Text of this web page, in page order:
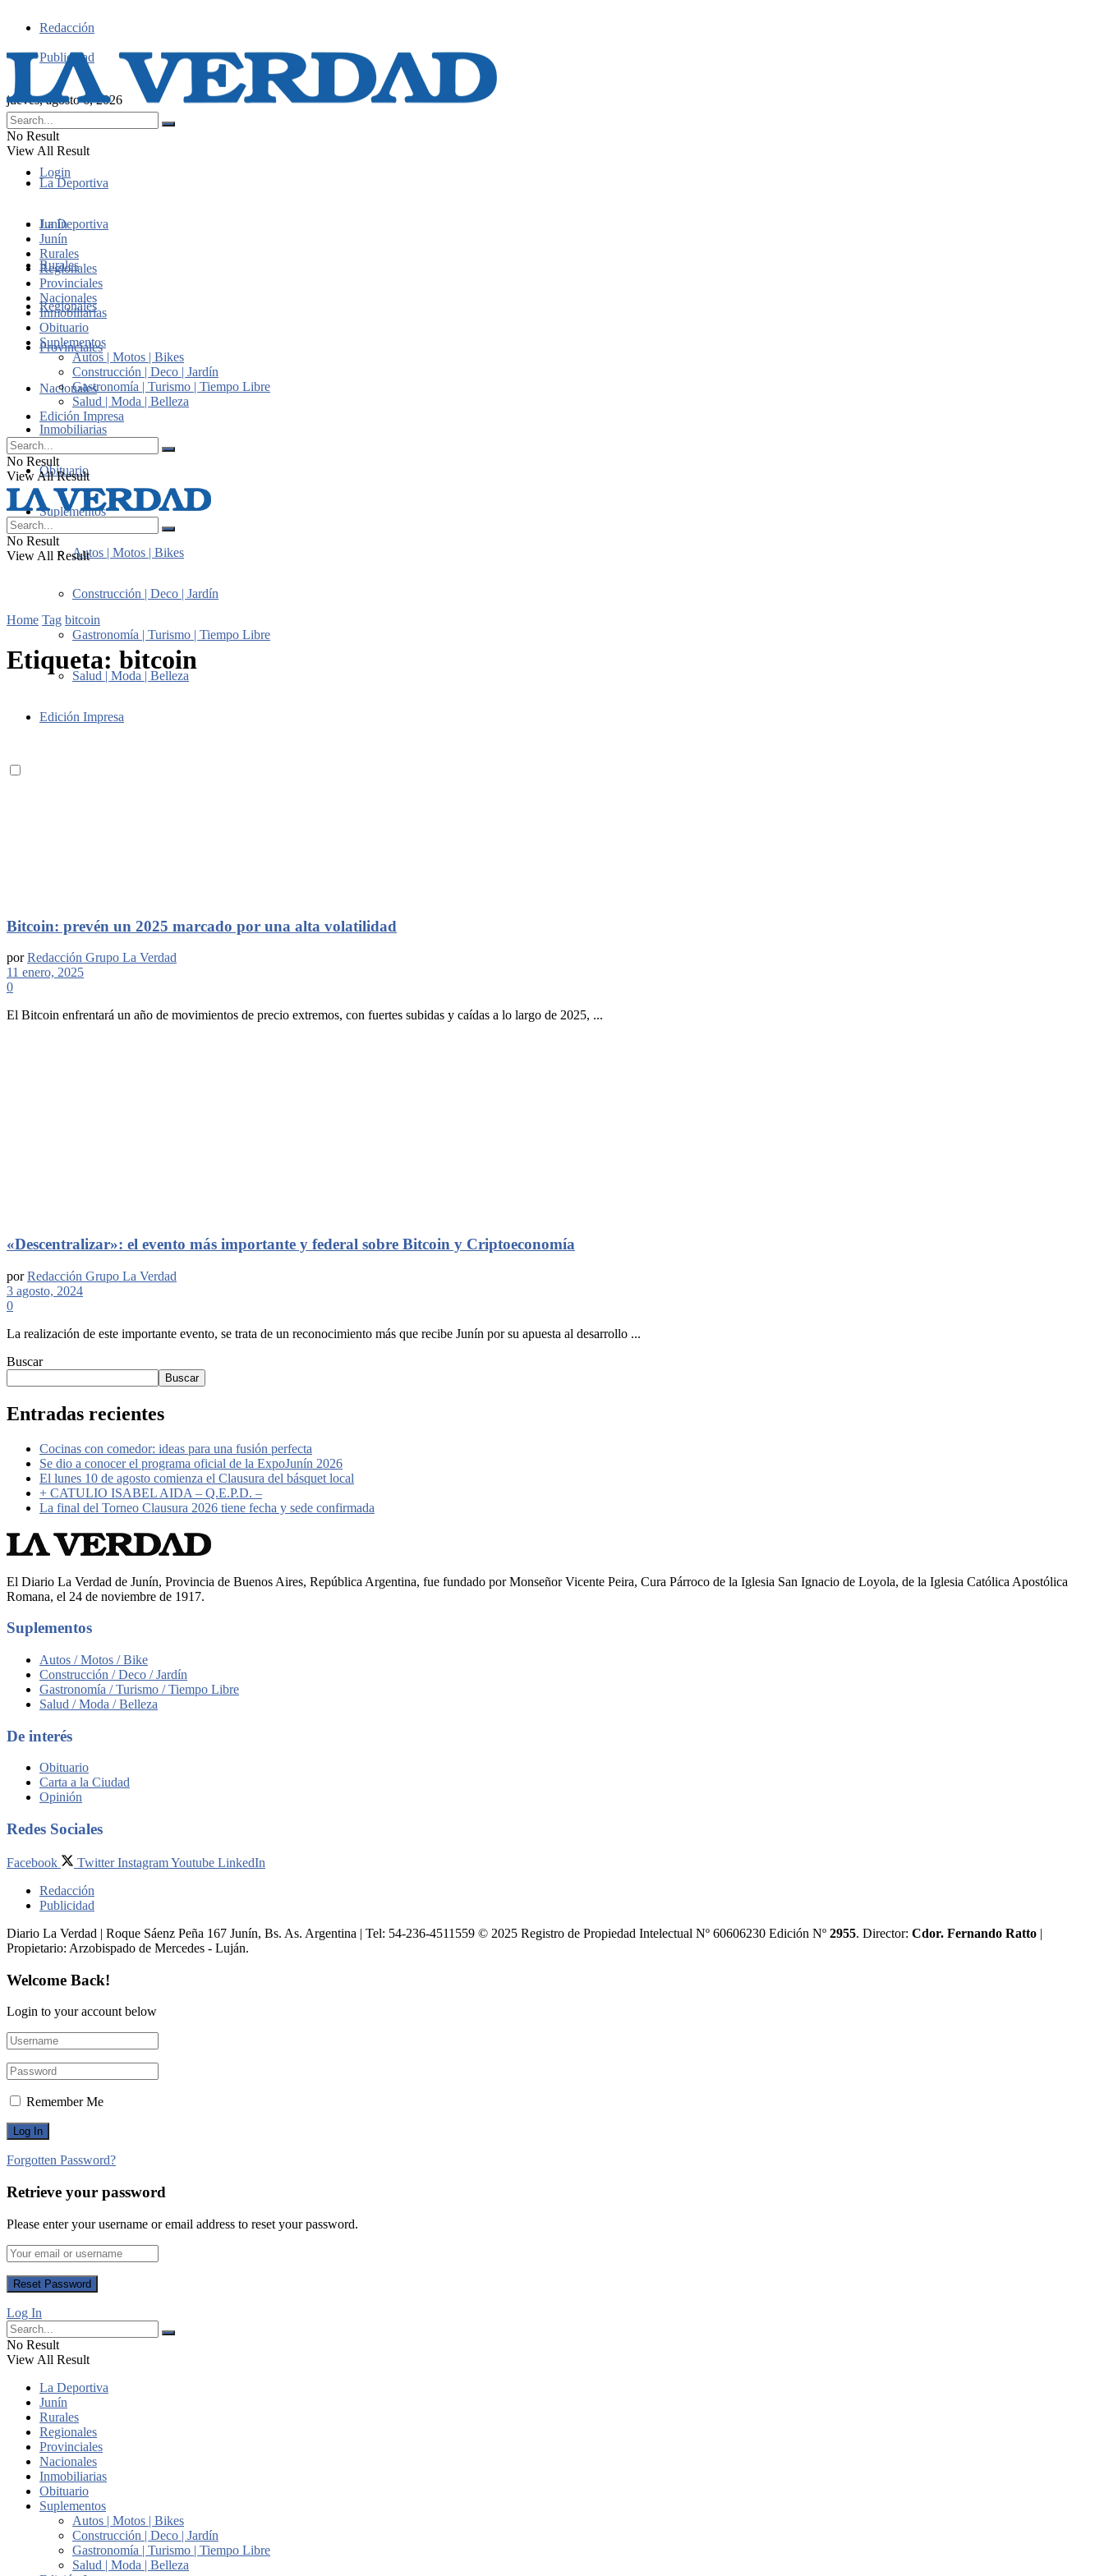
Redacción
Publicidad
jueves, agosto 6, 2026
Login
No Result
View All Result
La Deportiva
Junín
Rurales
Regionales
Provinciales
Nacionales
Inmobiliarias
Obituario
Suplementos
Autos | Motos | Bikes
Construcción | Deco | Jardín
Gastronomía | Turismo | Tiempo Libre
Salud | Moda | Belleza
Edición Impresa
La Deportiva
Junín
Rurales
Regionales
Provinciales
Nacionales
Inmobiliarias
Obituario
Suplementos
Autos | Motos | Bikes
Construcción | Deco | Jardín
Gastronomía | Turismo | Tiempo Libre
Salud | Moda | Belleza
Edición Impresa
No Result
View All Result
No Result
View All Result
Home Tag bitcoin
Etiqueta: bitcoin
Bitcoin: prevén un 2025 marcado por una alta volatilidad
por Redacción Grupo La Verdad
11 enero, 2025
0
El Bitcoin enfrentará un año de movimientos de precio extremos, con fuertes subidas y caídas a lo largo de 2025, ...
«Descentralizar»: el evento más importante y federal sobre Bitcoin y Criptoeconomía
por Redacción Grupo La Verdad
3 agosto, 2024
0
La realización de este importante evento, se trata de un reconocimiento más que recibe Junín por su apuesta al desarrollo ...
Buscar
Buscar
Entradas recientes
Cocinas con comedor: ideas para una fusión perfecta
Se dio a conocer el programa oficial de la ExpoJunín 2026
El lunes 10 de agosto comienza el Clausura del básquet local
+ CATULIO ISABEL AIDA – Q.E.P.D. –
La final del Torneo Clausura 2026 tiene fecha y sede confirmada
El Diario La Verdad de Junín, Provincia de Buenos Aires, República Argentina, fue fundado por Monseñor Vicente Peira, Cura Párroco de la Iglesia San Ignacio de Loyola, de la Iglesia Católica Apostólica
Romana, el 24 de noviembre de 1917.
Suplementos
Autos / Motos / Bike
Construcción / Deco / Jardín
Gastronomía / Turismo / Tiempo Libre
Salud / Moda / Belleza
De interés
Obituario
Carta a la Ciudad
Opinión
Redes Sociales
Facebook Twitter InstagramYoutube LinkedIn
Redacción
Publicidad
Diario La Verdad | Roque Sáenz Peña 167 Junín, Bs. As. Argentina | Tel: 54-236-4511559 © 2025 Registro de Propiedad Intelectual Nº 60606230 Edición Nº 2955. Director:​ Cdor. Fernando Ratto |
Propietario:​ Arzobispado de Mercedes - Luján.
Welcome Back!
Login to your account below
Remember Me
Forgotten Password?
Retrieve your password
Please enter your username or email address to reset your password.
Log In
No Result
View All Result
La Deportiva
Junín
Rurales
Regionales
Provinciales
Nacionales
Inmobiliarias
Obituario
Suplementos
Autos | Motos | Bikes
Construcción | Deco | Jardín
Gastronomía | Turismo | Tiempo Libre
Salud | Moda | Belleza